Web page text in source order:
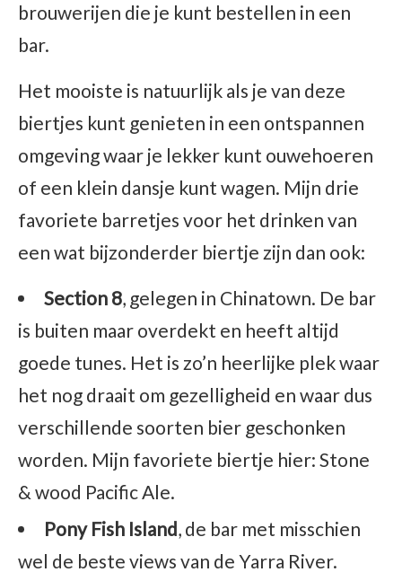
brouwerijen die je kunt bestellen in een
bar.
Het mooiste is natuurlijk als je van deze
biertjes kunt genieten in een ontspannen
omgeving waar je lekker kunt ouwehoeren
of een klein dansje kunt wagen. Mijn drie
favoriete barretjes voor het drinken van
een wat bijzonderder biertje zijn dan ook:
Section 8, gelegen in Chinatown. De bar
is buiten maar overdekt en heeft altijd
goede tunes. Het is zo’n heerlijke plek waar
het nog draait om gezelligheid en waar dus
verschillende soorten bier geschonken
worden. Mijn favoriete biertje hier: Stone
& wood Pacific Ale.
Pony Fish Island, de bar met misschien
wel de beste views van de Yarra River.